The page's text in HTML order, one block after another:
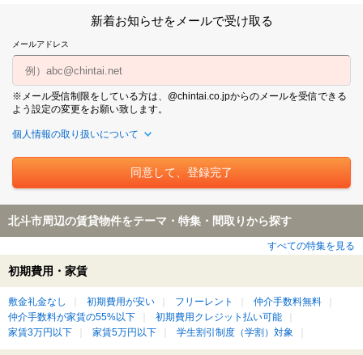
新着お知らせをメールで受け取る
メールアドレス
※メール受信制限をしている方は、@chintai.co.jpからのメールを受信できる
よう設定の変更をお願い致します。
個人情報の取り扱いについて
北斗市周辺の賃貸物件をテーマ・特集・間取りから探す
すべての特集を見る
初期費用・家賃
敷金礼金なし 初期費用が安い フリーレント
仲介手数料無料
仲介手数料が家賃の55%以下
初期費用クレジット払い可能
家賃3万円以下
家賃5万円以下 学生割引制度（学割）対象